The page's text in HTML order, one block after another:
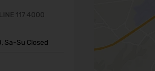
117 4000
Sa-Su Closed